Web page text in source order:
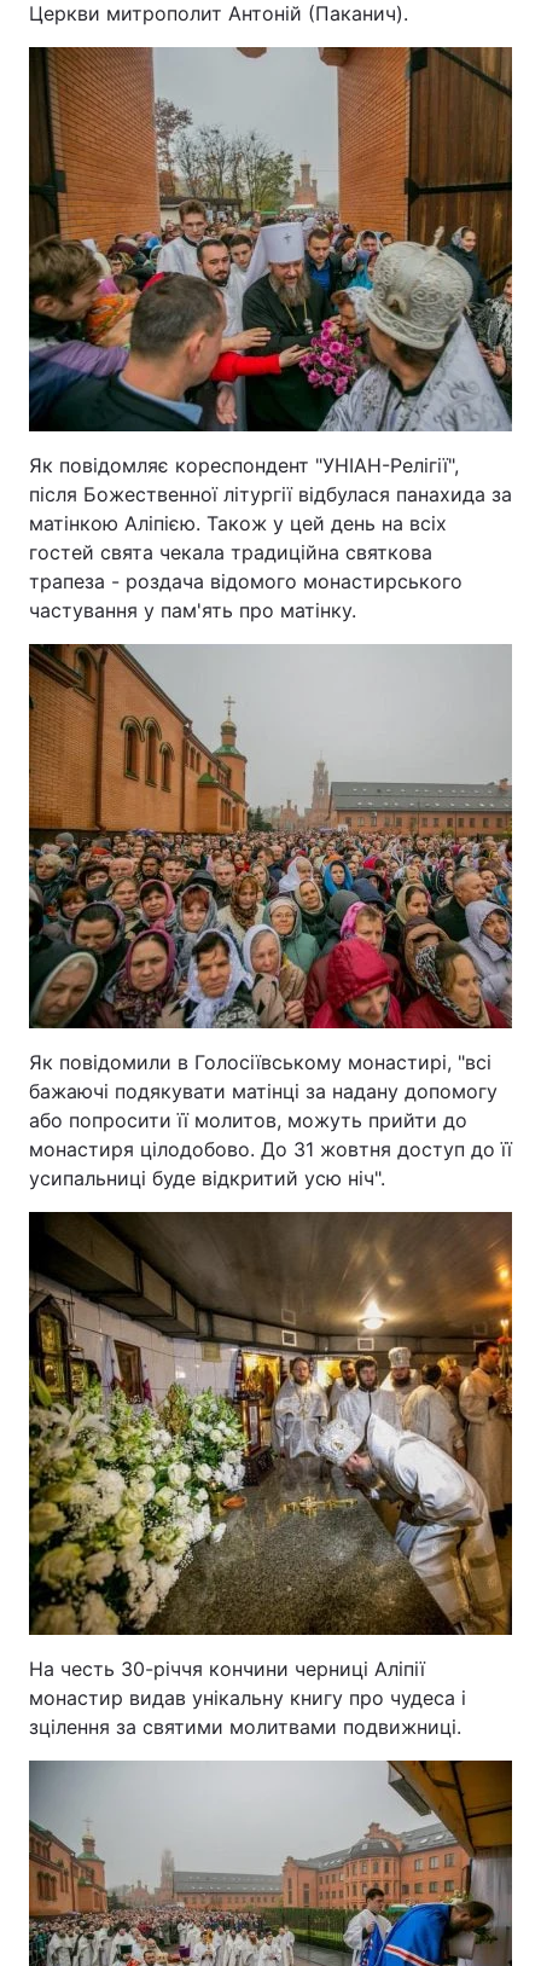
Церкви митрополит Антоній (Паканич).
Як повідомляє кореспондент "УНІАН-Релігії",
після Божественної літургії відбулася панахида за
матінкою Аліпією. Також у цей день на всіх
гостей свята чекала традиційна святкова
трапеза - роздача відомого монастирського
частування у пам'ять про матінку.
Як повідомили в Голосіївському монастирі, "всі
бажаючі подякувати матінці за надану допомогу
або попросити її молитов, можуть прийти до
монастиря цілодобово. До 31 жовтня доступ до її
усипальниці буде відкритий усю ніч".
На честь 30-річчя кончини черниці Аліпії
монастир видав унікальну книгу про чудеса і
зцілення за святими молитвами подвижниці.